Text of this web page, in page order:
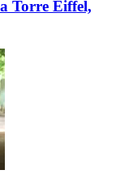
Torre Eiffel,